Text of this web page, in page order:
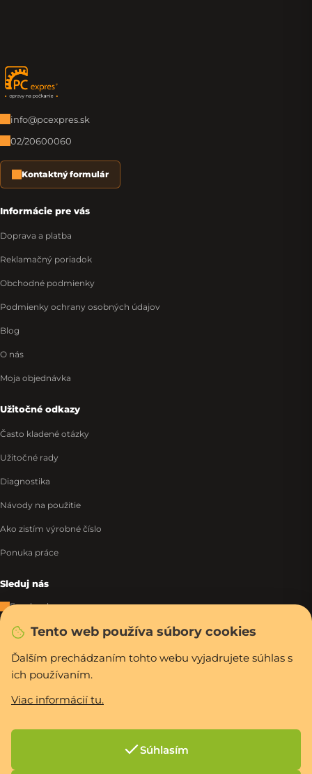
Tento web používa súbory cookies
Ďalším prechádzaním tohto webu vyjadrujete súhlas s
ich používaním.
Viac informácií tu.
Súhlasím
Zápätie
info@pcexpres.sk
02/20600060
Kontaktný formulár
Informácie pre vás
Doprava a platba
Reklamačný poriadok
Obchodné podmienky
Podmienky ochrany osobných údajov
Blog
O nás
Moja objednávka
Užitočné odkazy
Často kladené otázky
Užitočné rady
Diagnostika
Návody na použitie
Ako zistím výrobné číslo
Ponuka práce
Sleduj nás
Facebook
Instagram
Tiktok
WhatsApp